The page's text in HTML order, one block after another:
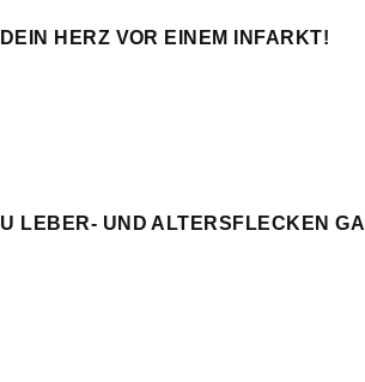
HERZ VOR EINEM INFARKT!
LEBER- UND ALTERSFLECKEN